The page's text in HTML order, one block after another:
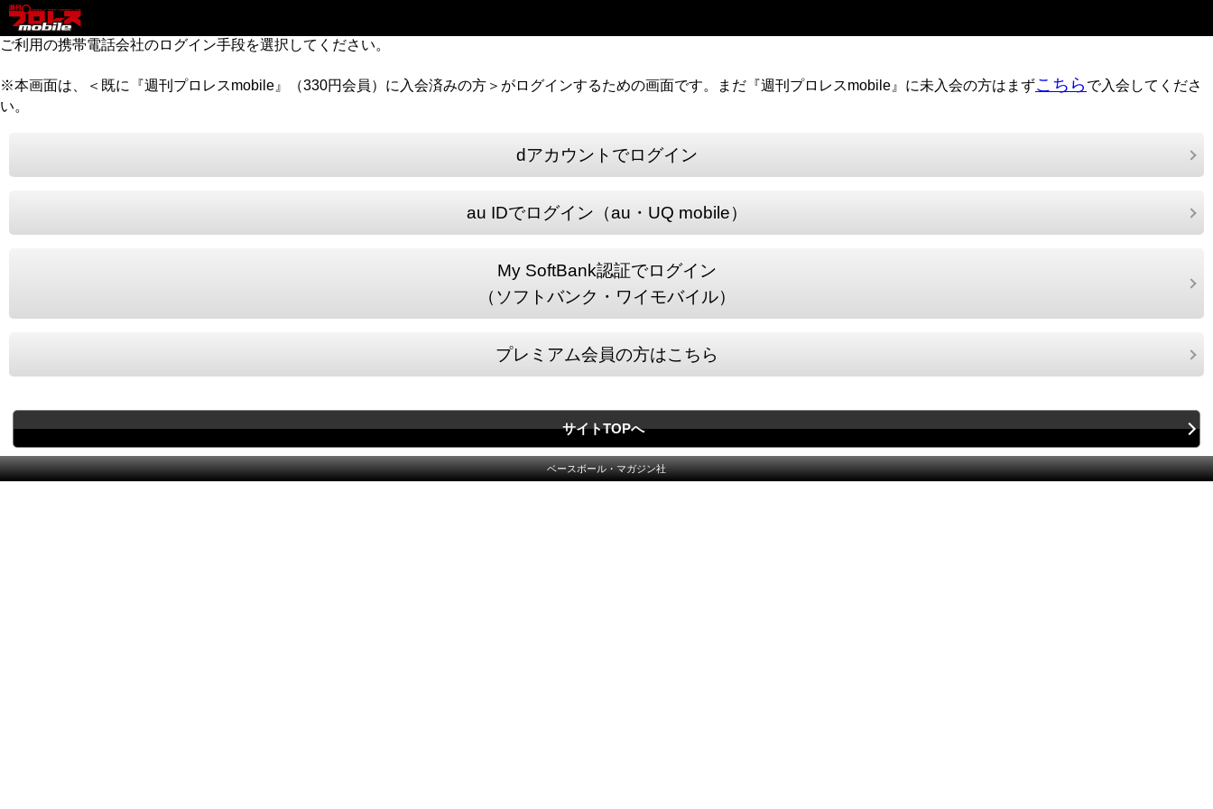
ご利用の携帯電話会社のログイン手段を選択してください。
※本画面は、＜既に『週刊プロレスmobile』（330円会員）に入会済みの方＞がログインするための画面です。まだ『週刊プロレスmobile』に未入会の方はまずこちら で入会してくださ
い。
dアカウントでログイン
au IDでログイン（au・UQ mobile）
My SoftBank認証でログイン
（ソフトバンク・ワイモバイル）
プレミアム会員の方はこちら
サイトTOPへ
ベースボール・マガジン社